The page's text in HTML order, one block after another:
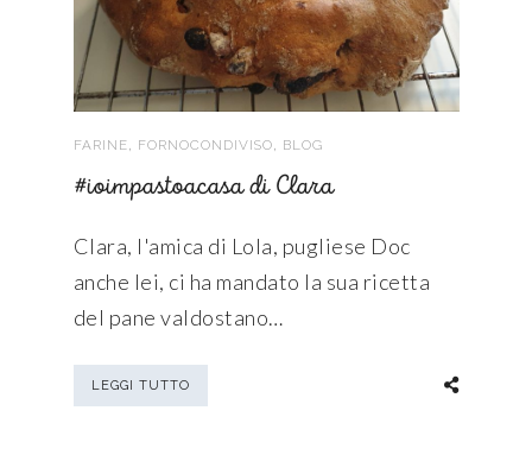
FARINE, FORNOCONDIVISO, BLOG
#ioimpastoacasa di Clara
Clara, l'amica di Lola, pugliese Doc
anche lei, ci ha mandato la sua ricetta
del pane valdostano…
LEGGI TUTTO